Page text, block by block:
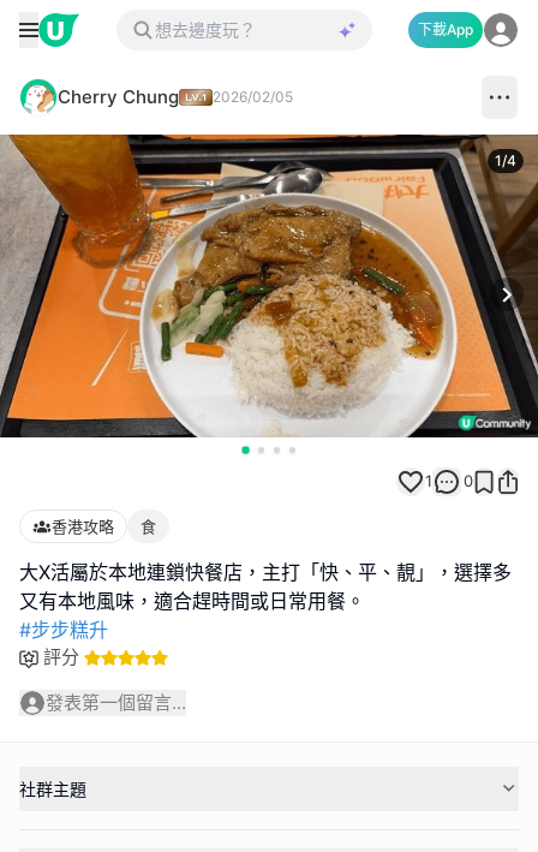
下載App
Cherry Chung 2026/02/05
1/4
1 0
香港攻略 食
大X活屬於本地連鎖快餐店，主打「快、平、靚」，選擇多
#步步糕升
評分
發表第一個留言...
社群主題